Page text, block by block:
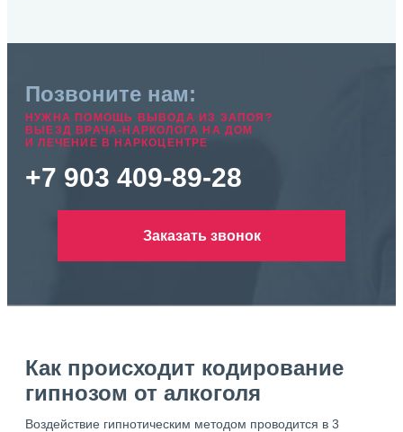
Позвоните нам:
НУЖНА ПОМОЩЬ ВЫВОДА ИЗ ЗАПОЯ?
ВЫЕЗД ВРАЧА-НАРКОЛОГА НА ДОМ
И ЛЕЧЕНИЕ В НАРКОЦЕНТРЕ
+7 903 409-89-28
Заказать звонок
Как происходит кодирование
гипнозом от алкоголя
Воздействие гипнотическим методом проводится в 3